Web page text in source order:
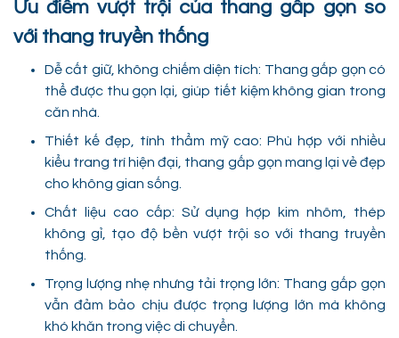
Ưu điểm vượt trội của thang gấp gọn so
với thang truyền thống
Dễ cất giữ, không chiếm diện tích: Thang gấp gọn có
thể được thu gọn lại, giúp tiết kiệm không gian trong
căn nhà.
Thiết kế đẹp, tính thẩm mỹ cao: Phù hợp với nhiều
kiểu trang trí hiện đại, thang gấp gọn mang lại vẻ đẹp
cho không gian sống.
Chất liệu cao cấp: Sử dụng hợp kim nhôm, thép
không gỉ, tạo độ bền vượt trội so với thang truyền
thống.
Trọng lượng nhẹ nhưng tải trọng lớn: Thang gấp gọn
vẫn đảm bảo chịu được trọng lượng lớn mà không
khó khăn trong việc di chuyển.